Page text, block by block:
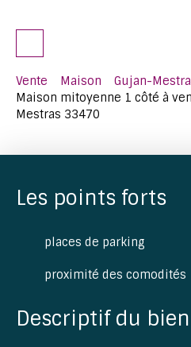
Vente Maison
Gujan-
Maison mitoyenne 1 côté à
Mestras 33470
Les points forts
places de parking
proximité des comodités
Descriptif du bien